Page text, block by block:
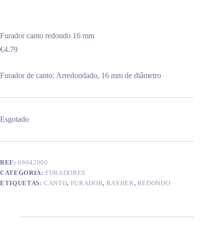
Furador canto redondo 16 mm
€4.79
Furador de canto: Arredondado, 16 mm de diâmetro
Esgotado
REF:69042000
CATEGORIA:FURADORES
ETIQUETAS:CANTO, FURADOR, RAYHER , REDONDO